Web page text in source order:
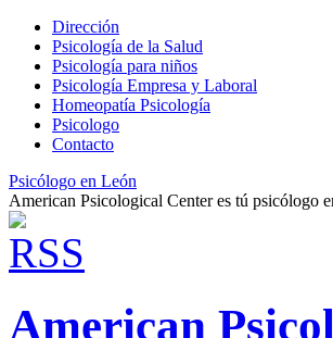
Dirección
Psicología de la Salud
Psicología para niños
Psicología Empresa y Laboral
Homeopatía Psicología
Psicologo
Contacto
Psicólogo en León
American Psicological Center es tú psicólogo
American